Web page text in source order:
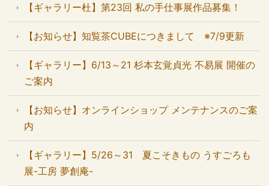
【ギャラリー杜】第23回 私の手仕事展作品募集！
【お知らせ】知覧茶CUBEにつきまして ※7/9更新
【ギャラリー】6/13～21 杉本玄覚貞光 不易展 開催の
ご案内
【お知らせ】オンラインショップ メンテナンスのご案
内
【ギャラリー】5/26～31 夏こそきもの うすごろも
展-工房 夢創庵-